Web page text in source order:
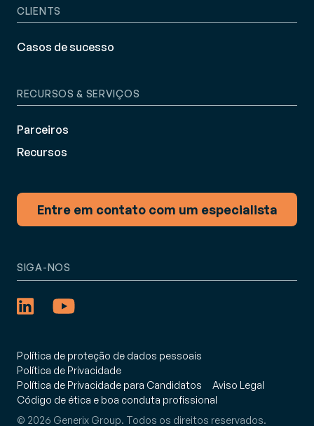
CLIENTS
Casos de sucesso
RECURSOS & SERVIÇOS
Parceiros
Recursos
Entre em contato com um especialista
Política de proteção de dados pessoais
Política de Privacidade
Política de Privacidade para Candidatos
Aviso Legal
Código de ética e boa conduta profissional
© 2026 Generix Group. Todos os direitos reservados.
SIGA-NOS